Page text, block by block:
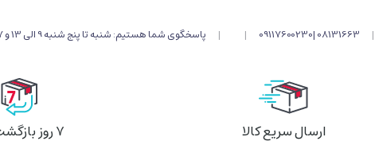
|
08131663 |
09117600230
|
| پاسخگوی شما هستیم: شنبه تا پنج شنبه 9 الی 13 و 17 الی 20
ارسال سریع کالا ۷ روز بازگشت کالا